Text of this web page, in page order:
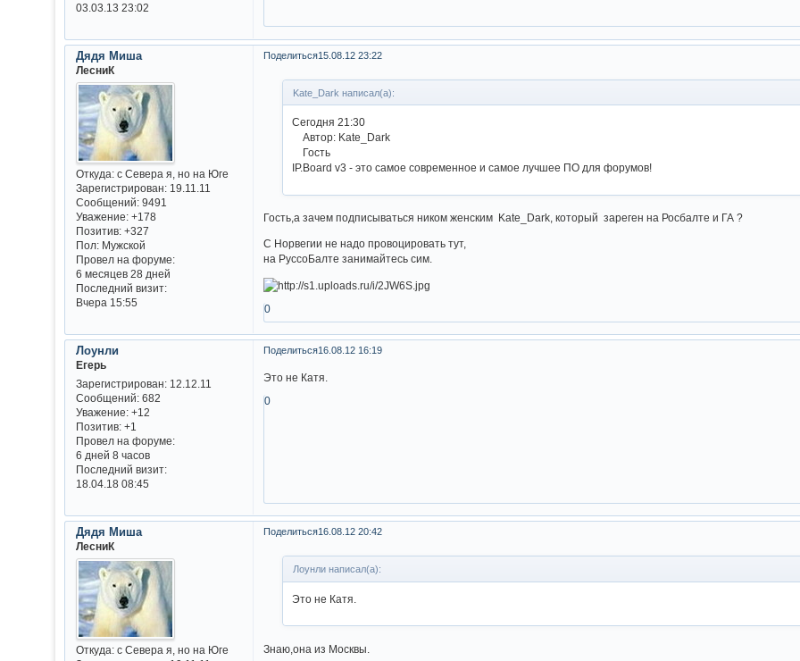
03.03.13 23:02
Поделиться15.08.12 23:22
Дядя Миша
ЛесниК
Откуда:с Севера я, но на Юге
Зарегистрирован: 19.11.11
Сообщений:9491
Уважение: +178
Позитив: +327
Пол:Мужской
Провел на форуме:
6 месяцев 28 дней
Последний визит:
Вчера 15:55
Kate_Dark написал(а):
Сегодня 21:30
Автор: Kate_Dark
Гость
IP.Board v3 - это самое современное и самое лучшее ПО для форумов!
Гость,а зачем подписываться ником женским Kate_Dark, который зареген на Росбалте и ГА ?
С Норвегии не надо провоцировать тут,
на РуссоБалте занимайтесь сим.
0
Поделиться16.08.12 16:19
Лоунли
Егерь
Зарегистрирован: 12.12.11
Сообщений:682
Уважение: +12
Позитив: +1
Провел на форуме:
6 дней 8 часов
Последний визит:
18.04.18 08:45
Это не Катя.
0
Поделиться16.08.12 20:42
Дядя Миша
ЛесниК
Откуда:с Севера я, но на Юге
Лоунли написал(а):
Это не Катя.
Знаю,она из Москвы.